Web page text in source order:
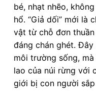
bé, nhạt nhẽo,
hổ. “Giả dối” mới là
vật từ chỗ đơn
đáng chán ghét.
môi trường sống,
lao của núi rừng với
giới bị con người